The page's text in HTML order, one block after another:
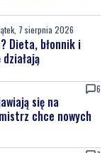
7 sierpnia 2026
Dieta, błonnik i
6
się na
chce nowych